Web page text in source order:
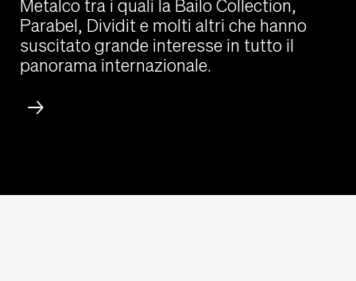
Metalco tra i quali la Bailo Collection,
Parabel, Dividit e molti altri che hanno
suscitato grande interesse in tutto il
panorama internazionale.